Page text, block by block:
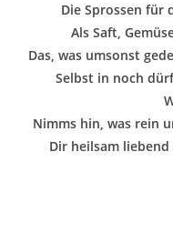
Die Sprossen für
Als Saft,
Das, was umsonst
Selbst in noch
Nimms hin, was rein
Dir heilsam